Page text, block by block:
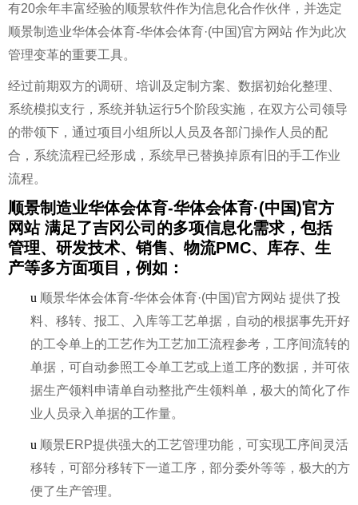
有20余年丰富经验的顺景软件作为信息化合作伙伴，并选定
顺景制造业华体会体育-华体会体育·(中国)官方网站 作为此次
管理变革的重要工具。
经过前期双方的调研、培训及定制方案、数据初始化整理、
系统模拟支行，系统并轨运行5个阶段实施，在双方公司领导
的带领下，通过项目小组所以人员及各部门操作人员的配
合，系统流程已经形成，系统早已替换掉原有旧的手工作业
流程。
顺景制造业华体会体育-华体会体育·(中国)官方
网站 满足了吉冈公司的多项信息化需求，包括
管理、研发技术、销售、物流PMC、库存、生
产等多方面项目，例如：
u 顺景华体会体育-华体会体育·(中国)官方网站 提供了投
料、移转、报工、入库等工艺单据，自动的根据事先开好
的工令单上的工艺作为工艺加工流程参考，工序间流转的
单据，可自动参照工令单工艺或上道工序的数据，并可依
据生产领料申请单自动整批产生领料单，极大的简化了作
业人员录入单据的工作量。
u 顺景ERP提供强大的工艺管理功能，可实现工序间灵活
移转，可部分移转下一道工序，部分委外等等，极大的方
便了生产管理。